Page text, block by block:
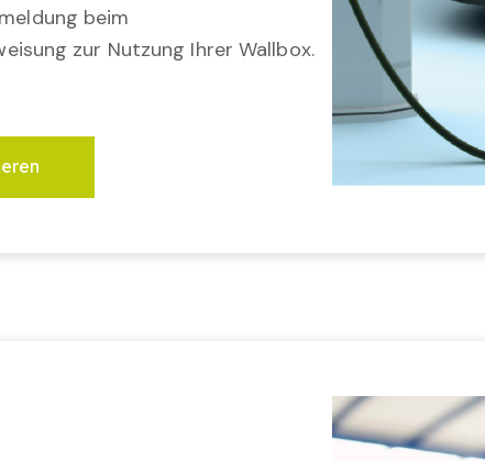
beim
zur Nutzung Ihrer Wallbox.